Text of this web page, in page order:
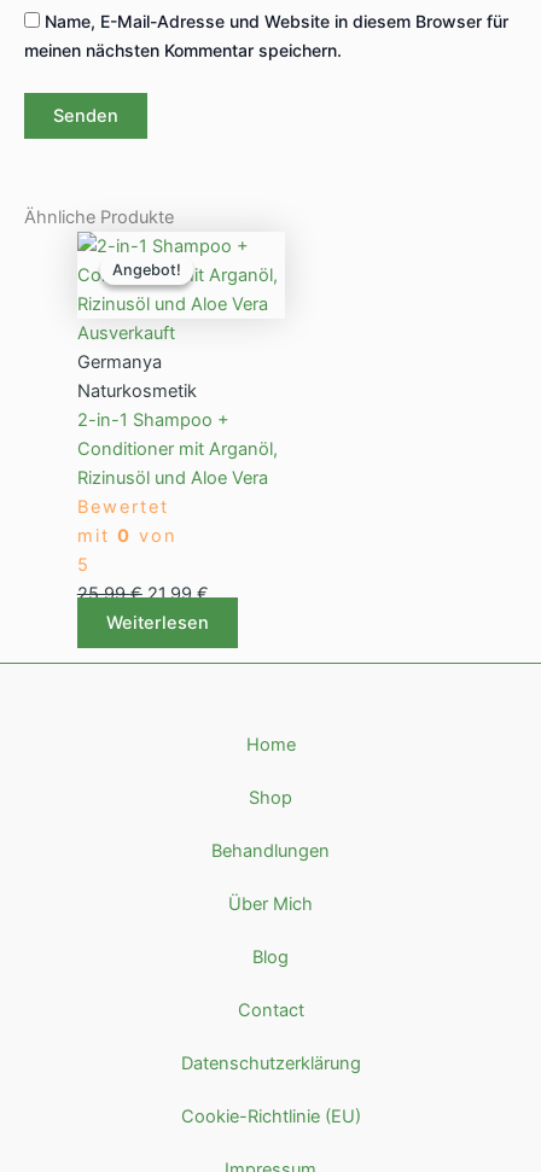
Name, E-Mail-Adresse und Website in diesem Browser für
meinen nächsten Kommentar speichern.
Ähnliche Produkte
Angebot!
Ausverkauft
Angebot!
Germanya
Naturkosmetik
2-in-1 Shampoo +
Conditioner mit Arganöl,
Rizinusöl und Aloe Vera
Bewertet
mit 0 von
5
25,99€
Ursprünglicher
Preis
war:
25,99 €
21,99€
Aktueller
Preis
ist:
Weiterlesen
Home
Shop
Behandlungen
Über Mich
Blog
Contact
Datenschutzerklärung
Cookie-Richtlinie (EU)